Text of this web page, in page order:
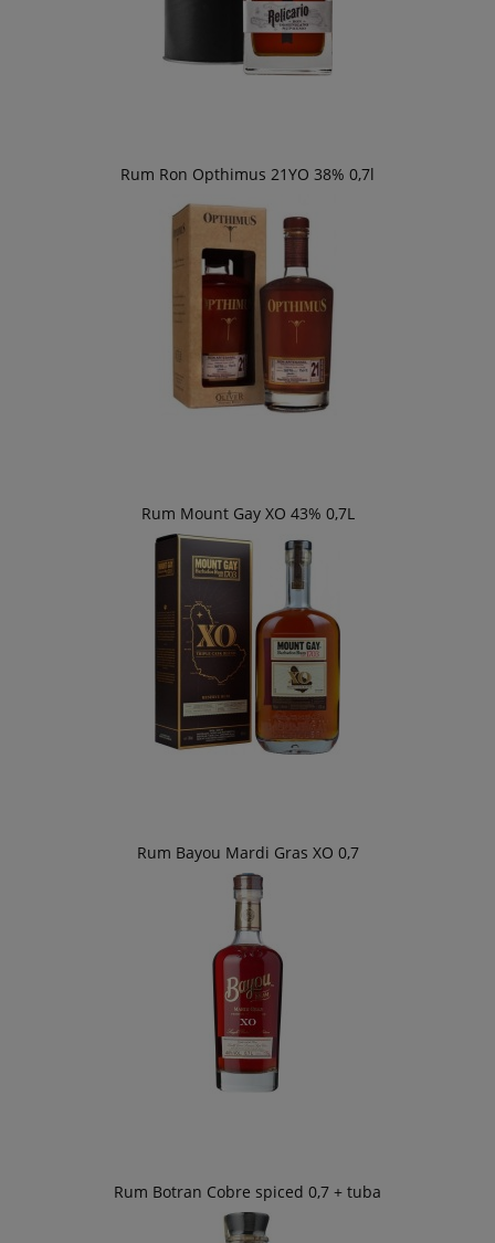
Rum Ron Opthimus 21YO 38% 0,7l
Rum Mount Gay XO 43% 0,7L
Rum Bayou Mardi Gras XO 0,7
Rum Botran Cobre spiced 0,7 + tuba